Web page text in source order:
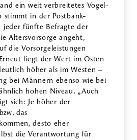
ein weit verbreitetes Vogel-
stimmt in der Postbank-
jeder fünfte Befragte der
Altersvorsorge angeht,
die Vorsorgeleistungen
liegt der Wert im Osten
höher als im Westen –
bei Männern ebenso wie bei
hohen Niveau. „Auch
sich: Je höher der
das
desto eher
die Verantwortung für